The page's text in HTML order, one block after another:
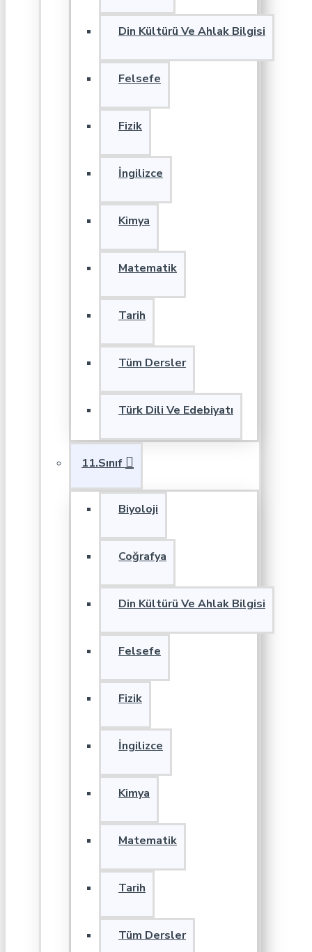
Din Kültürü Ve Ahlak Bilgisi
Felsefe
Fizik
İngilizce
Kimya
Matematik
Tarih
Tüm Dersler
Türk Dili Ve Edebiyatı
11.Sınıf
Biyoloji
Coğrafya
Din Kültürü Ve Ahlak Bilgisi
Felsefe
Fizik
İngilizce
Kimya
Matematik
Tarih
Tüm Dersler